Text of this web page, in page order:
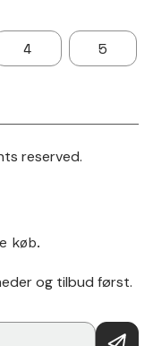
4 5
reserved.
køb.
og tilbud først.